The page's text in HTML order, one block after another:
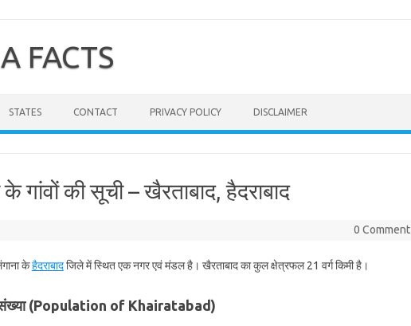
FACTS
STATES CONTACT PRIVACY POLICY DISCLAIMER
गांवों की सूची – खैरताबाद, हैदराबाद
0 Comment
केहैदराबादजिले में स्थित एक नगर एवं मंडल है। खैरताबाद का कुल क्षेत्रफल 21 वर्ग किमी है।
(Population of Khairatabad)